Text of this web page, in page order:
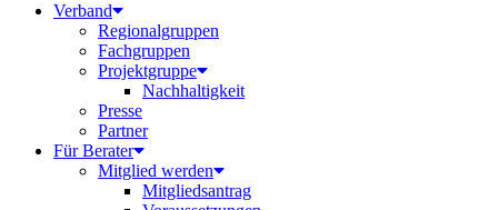
Verband
Regionalgruppen
Fachgruppen
Projektgruppe
Nachhaltigkeit
Presse
Partner
Für Berater
Mitglied werden
Mitgliedsantrag